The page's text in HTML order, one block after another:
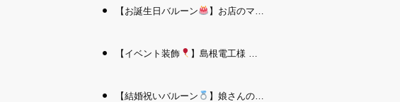
【お誕生日バルーン 】お店のママさんへの華やかなお祝いに｜シャンパン付き豪 華バルーンアレンジメント｜松江 i Balloon
【イベント装飾 】島根電工様 お客様感謝祭｜入口アーチ＆キッズコーナー装飾 を担当しました｜松江 i Balloon
【結婚祝いバルーン 】娘さんのご結婚祝いに｜ウェディングベアとフラワーイン バルーンが華やかなバルーンアレンジメント｜松江 i Balloon